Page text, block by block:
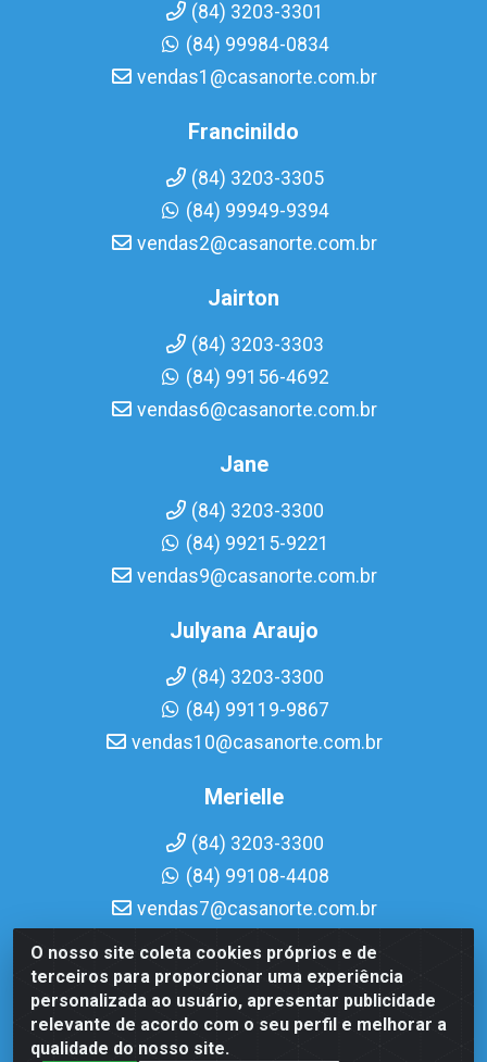
O nosso site coleta cookies próprios e de
terceiros para proporcionar uma experiência
personalizada ao usuário, apresentar publicidade
relevante de acordo com o seu perfil e melhorar a
qualidade do nosso site.
(84) 3203-3301
(84) 99984-0834
vendas1@casanorte.com.br
Francinildo
(84) 3203-3305
(84) 99949-9394
vendas2@casanorte.com.br
Jairton
(84) 3203-3303
(84) 99156-4692
vendas6@casanorte.com.br
Jane
(84) 3203-3300
(84) 99215-9221
vendas9@casanorte.com.br
Julyana Araujo
(84) 3203-3300
(84) 99119-9867
vendas10@casanorte.com.br
Merielle
(84) 3203-3300
(84) 99108-4408
vendas7@casanorte.com.br
Casa Norte LTDA - Av. Interventor Mário Câmara, 1815 -
Dix-Sept Rosado, Natal/RN - CEP 59054-600 - CNPJ
08.713.513/0001-51